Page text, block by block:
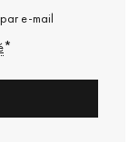
e-mail
*